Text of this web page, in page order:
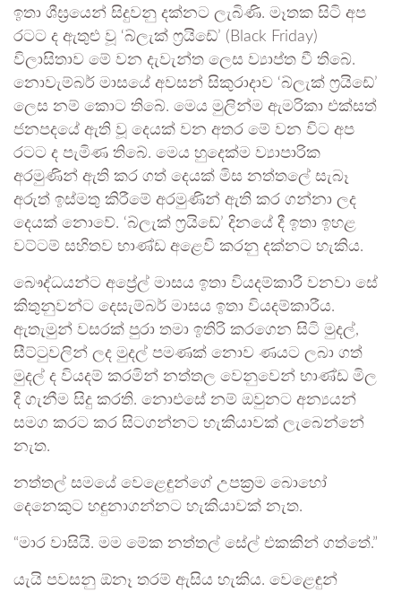
ඉතා ශීඝ්‍රයෙන් සිදුවනු දක්නට ලැබිණි. මෑතක සිටි අප
රටට ද ඇතුළු වූ ‘බ්ලැක් ෆ්‍රයිඩේ’ (Black Friday)
විලාසිතාව මේ වන දැවැන්ත ලෙස ව්‍යාප්ත වී තිබේ.
නොවැම්බර් මාසයේ අවසන් සිකුරාදාව ‘බ්ලැක් ෆ්‍රයිඩේ’
ලෙස නම් කොට තිබේ. මෙය මුලින්ම ඇමරිකා එක්සත්
ජනපදයේ ඇති වූ දෙයක් වන අතර මේ වන විට අප
රටට ද පැමිණ තිබේ. මෙය හුදෙක්ම ව්‍යාපාරික
අරමුණින් ඇති කර ගත් දෙයක් මිස නත්තලේ සැබෑ
අරුත් ඉස්මතු කිරීමේ අරමුණින් ඇති කර ගන්නා ලද
දෙයක් නොවේ. ‘බ්ලැක් ෆ්‍රයිඩේ’ දිනයේ දී ඉතා ඉහළ
වට්ටම් සහිතව භාණ්ඩ අළෙවි කරනු දක්නට හැකිය.
බෞද්ධයන්ට අප්‍රේල් මාසය ඉතා වියදම්කාරී වනවා සේ
කිතුනුවන්ට දෙසැම්බර් මාසය ඉතා වියදම්කාරීය.
ඇතැමුන් වසරක් පුරා තමා ඉතිරි කරගෙන සිටි මුදල්,
සීට්ටුවලින් ලද මුදල් පමණක් නොව ණයට ලබා ගත්
මුදල් ද වියදම් කරමින් නත්තල වෙනුවෙන් භාණ්ඩ මිල
දී ගැනීම සිදු කරති. නොඑසේ නම් ඔවුනට අන්‍යයන්
සමග කරට කර සිටගන්නට හැකියාවක් ලැබෙන්නේ
නැත.
නත්තල් සමයේ වෙළෙඳුන්ගේ උපක්‍රම බොහෝ
දෙනෙකුට හඳුනාගන්නට හැකියාවක් නැත.
“මාර වාසියි. මම මේක නත්තල් සේල් එකකින් ගත්තේ.”
යැයි පවසනු ඕනෑ තරම් ඇසිය හැකිය. වෙළෙඳුන්